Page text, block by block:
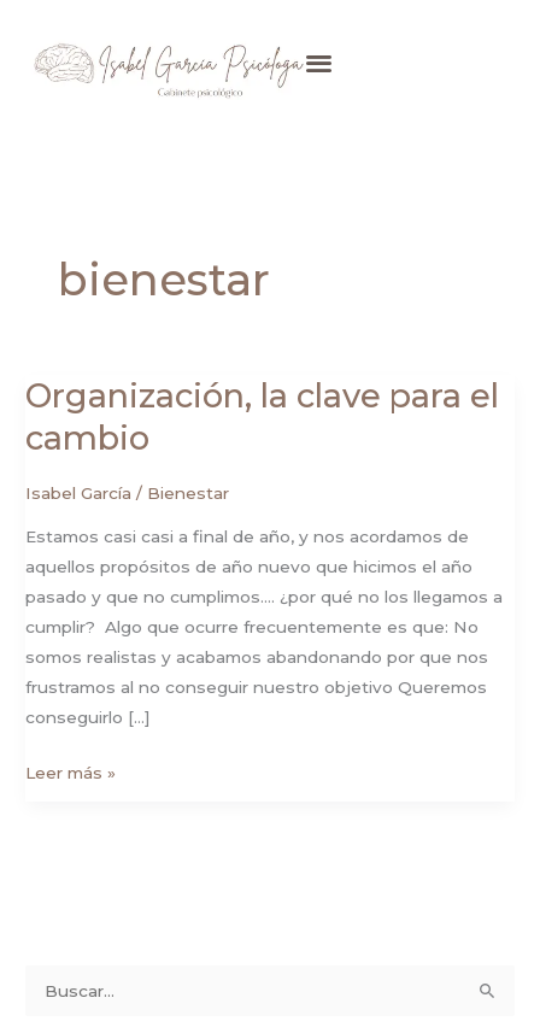
contenido
bienestar
Organización, la clave para el
cambio
Isabel García/ Bienestar
Estamos casi casi a final de año, y nos acordamos de
aquellos propósitos de año nuevo que hicimos el año
pasado y que no cumplimos…. ¿por qué no los llegamos a
cumplir? Algo que ocurre frecuentemente es que: No
somos realistas y acabamos abandonando por que nos
frustramos al no conseguir nuestro objetivo Queremos
conseguirlo […]
Organización,
clave
cambio
Leer más »